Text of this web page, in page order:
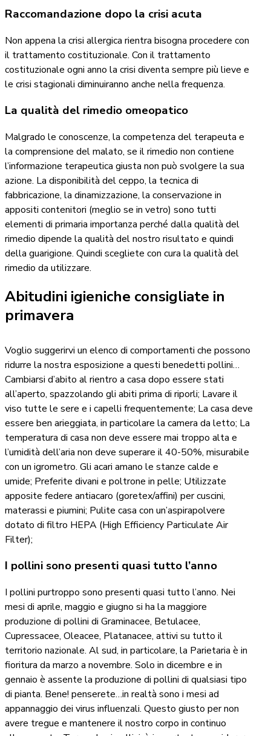
Raccomandazione dopo la crisi acuta
Non appena la crisi allergica rientra bisogna procedere con
il trattamento costituzionale. Con il trattamento
costituzionale ogni anno la crisi diventa sempre più lieve e
le crisi stagionali diminuiranno anche nella frequenza.
La qualità del rimedio omeopatico
Malgrado le conoscenze, la competenza del terapeuta e
la comprensione del malato, se il rimedio non contiene
l’informazione terapeutica giusta non può svolgere la sua
azione. La disponibilità del ceppo, la tecnica di
fabbricazione, la dinamizzazione, la conservazione in
appositi contenitori (meglio se in vetro) sono tutti
elementi di primaria importanza perché dalla qualità del
rimedio dipende la qualità del nostro risultato e quindi
della guarigione. Quindi scegliete con cura la qualità del
rimedio da utilizzare.
Abitudini igieniche consigliate in
primavera
Voglio suggerirvi un elenco di comportamenti che possono
ridurre la nostra esposizione a questi benedetti pollini…
Cambiarsi d’abito al rientro a casa dopo essere stati
all’aperto, spazzolando gli abiti prima di riporli; Lavare il
viso tutte le sere e i capelli frequentemente; La casa deve
essere ben arieggiata, in particolare la camera da letto; La
temperatura di casa non deve essere mai troppo alta e
l’umidità dell’aria non deve superare il 40-50%, misurabile
con un igrometro. Gli acari amano le stanze calde e
umide; Preferite divani e poltrone in pelle; Utilizzate
apposite federe antiacaro (goretex/affini) per cuscini,
materassi e piumini; Pulite casa con un’aspirapolvere
dotato di filtro HEPA (High Efficiency Particulate Air
Filter);
I pollini sono presenti quasi tutto l’anno
I pollini purtroppo sono presenti quasi tutto l’anno. Nei
mesi di aprile, maggio e giugno si ha la maggiore
produzione di pollini di Graminacee, Betulacee,
Cupressacee, Oleacee, Platanacee, attivi su tutto il
territorio nazionale. Al sud, in particolare, la Parietaria è in
fioritura da marzo a novembre. Solo in dicembre e in
gennaio è assente la produzione di pollini di qualsiasi tipo
di pianta. Bene! penserete…in realtà sono i mesi ad
appannaggio dei virus influenzali. Questo giusto per non
avere tregue e mantenere il nostro corpo in continuo